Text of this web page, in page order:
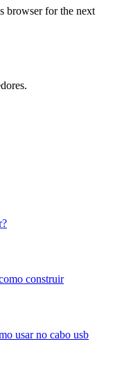
browser for the next
construir
usar no cabo usb